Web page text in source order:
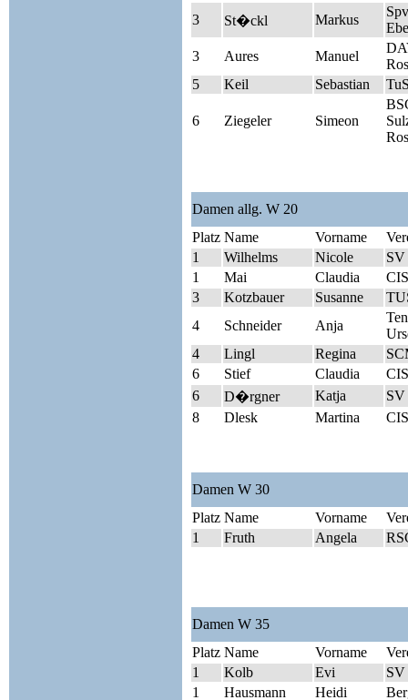
3
St�ckl Markus
3
Aures Manuel
5
Keil Sebastian
6 Ziegeler Simeon
Damen allg. W 20
Platz Name Vorname
1
Wilhelms Nicole
SV
1
Mai Claudia
3
Kotzbauer Susanne
4
Schneider Anja
4
Lingl Regina
6
Stief Claudia
6
D�rgner Katja
SV
8
Dlesk Martina
Damen W 30
Platz Name Vorname
1
Fruth Angela
Damen W 35
Platz Name Vorname
1
Kolb Evi
SV
1
Hausmann Heidi